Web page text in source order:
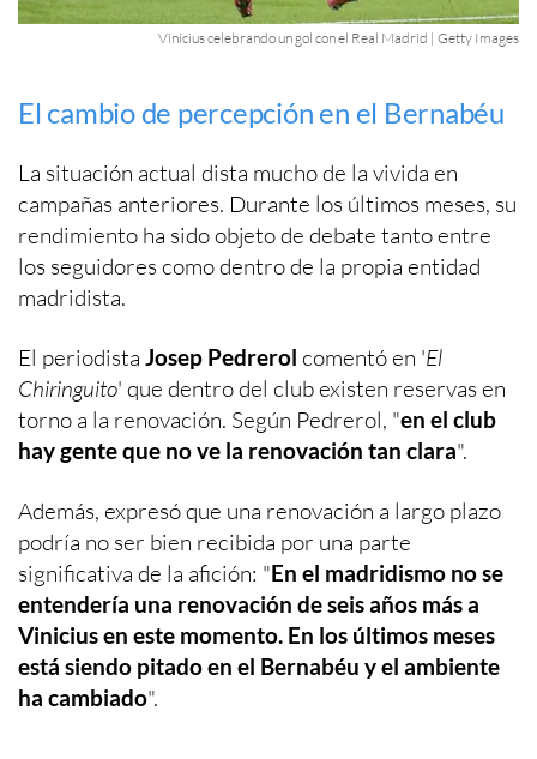
Vinicius celebrando un gol con el Real Madrid | Getty Images
El cambio de percepción en el Bernabéu
La situación actual dista mucho de la vivida en
campañas anteriores. Durante los últimos meses, su
rendimiento ha sido objeto de debate tanto entre
los seguidores como dentro de la propia entidad
madridista.
El periodista Josep Pedrerol comentó en 'El
Chiringuito' que dentro del club existen reservas en
torno a la renovación. Según Pedrerol, "en el club
hay gente que no ve la renovación tan clara".
Además, expresó que una renovación a largo plazo
podría no ser bien recibida por una parte
significativa de la afición: "En el madridismo no se
entendería una renovación de seis años más a
Vinicius en este momento. En los últimos meses
está siendo pitado en el Bernabéu y el ambiente
ha cambiado".